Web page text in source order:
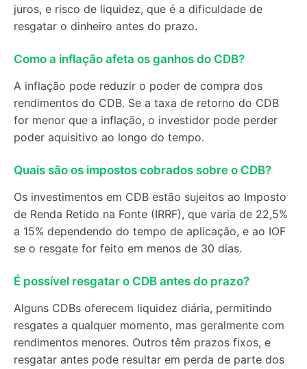
juros, e risco de liquidez, que é a dificuldade de
resgatar o dinheiro antes do prazo.
Como a inflação afeta os ganhos do CDB?
A inflação pode reduzir o poder de compra dos
rendimentos do CDB. Se a taxa de retorno do CDB
for menor que a inflação, o investidor pode perder
poder aquisitivo ao longo do tempo.
Quais são os impostos cobrados sobre o CDB?
Os investimentos em CDB estão sujeitos ao Imposto
de Renda Retido na Fonte (IRRF), que varia de 22,5%
a 15% dependendo do tempo de aplicação, e ao IOF
se o resgate for feito em menos de 30 dias.
É possível resgatar o CDB antes do prazo?
Alguns CDBs oferecem liquidez diária, permitindo
resgates a qualquer momento, mas geralmente com
rendimentos menores. Outros têm prazos fixos, e
resgatar antes pode resultar em perda de parte dos